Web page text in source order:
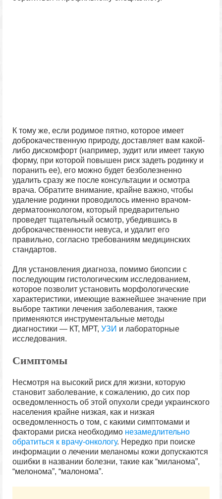
К тому же, если родимое пятно, которое имеет
доброкачественную природу, доставляет вам какой-
либо дискомфорт (например, зудит или имеет такую
форму, при которой повышен риск задеть родинку и
поранить ее), его можно будет безболезненно
удалить сразу же после консультации и осмотра
врача. Обратите внимание, крайне важно, чтобы
удаление родинки проводилось именно врачом-
дерматоонкологом, который предварительно
проведет тщательный осмотр, убедившись в
доброкачественности невуса, и удалит его
правильно, согласно требованиям медицинских
стандартов.
Для установления диагноза, помимо биопсии с
последующим гистологическим исследованием,
которое позволит установить морфологические
характеристики, имеющие важнейшее значение при
выборе тактики лечения заболевания, также
применяются инструментальные методы
диагностики — КТ, МРТ, УЗИ и лабораторные
исследования.
Симптомы
Несмотря на высокий риск для жизни, которую
становит заболевание, к сожалению, до сих пор
осведомленность об этой опухоли среди украинского
населения крайне низкая, как и низкая
осведомленность о том, с какими симптомами и
факторами риска необходимо незамедлительно
обратиться к врачу-онкологу. Нередко при поиске
информации о лечении меланомы кожи допускаются
ошибки в названии болезни, такие как “миланома”,
“мелонома”, “малонома”.